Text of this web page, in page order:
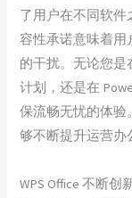
了用户在不同软
容性承诺意味着用
的干扰。无论您是
计划，还是在
保流畅无忧的体验
够不断提升运营办
WPS Office 不断